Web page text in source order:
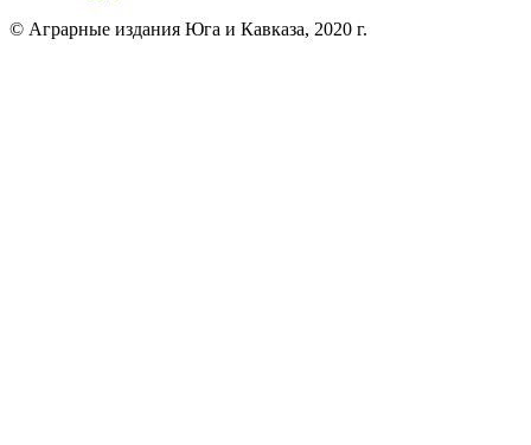
© Аграрные издания Юга и Кавказа, 2020 г.